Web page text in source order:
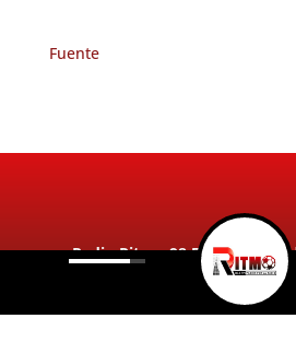
Fuente
Radio Ritmo 98.5FM 2026.
Reservados